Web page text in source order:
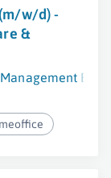
w/d) -
&